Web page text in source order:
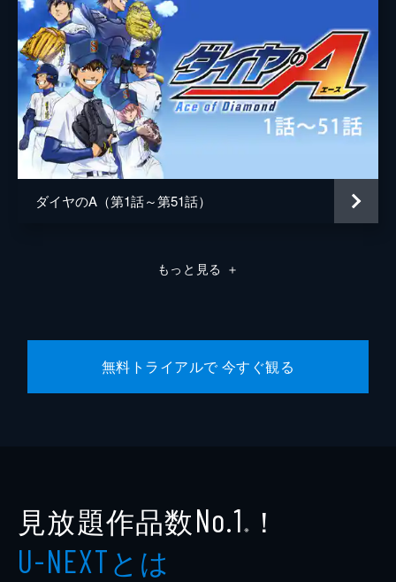
ダイヤのA（第1話～第51話）
もっと見る ＋
無料トライアルで 今すぐ観る
見放題作品数No.1 ※ ！
U-NEXTとは